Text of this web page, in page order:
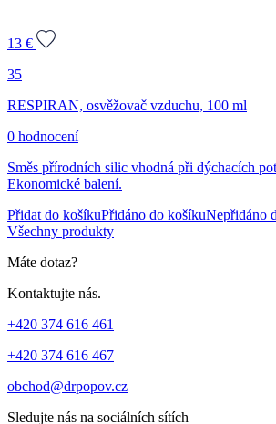
13 €
35
RESPIRAN, osvěžovač vzduchu, 100 ml
0 hodnocení
Směs přírodních silic vhodná při dýchacích
Ekonomické balení.
Přidat do košíkuPřidáno do košíkuNepřidáno
Všechny produkty
Máte dotaz?
Kontaktujte nás.
+420 374 616 461
+420 374 616 467
obchod@drpopov.cz
Sledujte nás na sociálních sítích